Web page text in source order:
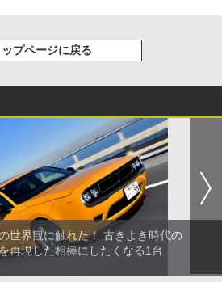
ップページに戻る
世界観に触れた！ 古きよき時代の
再現した相棒にしたくなる1台